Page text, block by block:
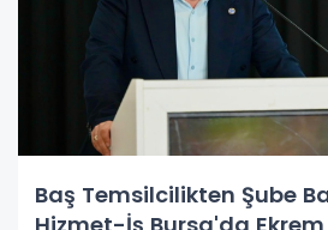
Baş Temsilcilikten Şube